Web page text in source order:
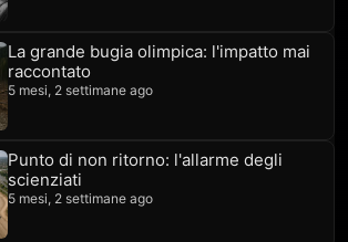
La grande bugia olimpica: l'impatto mai
raccontato
5 mesi, 2 settimane ago
Punto di non ritorno: l'allarme degli
scienziati
5 mesi, 2 settimane ago